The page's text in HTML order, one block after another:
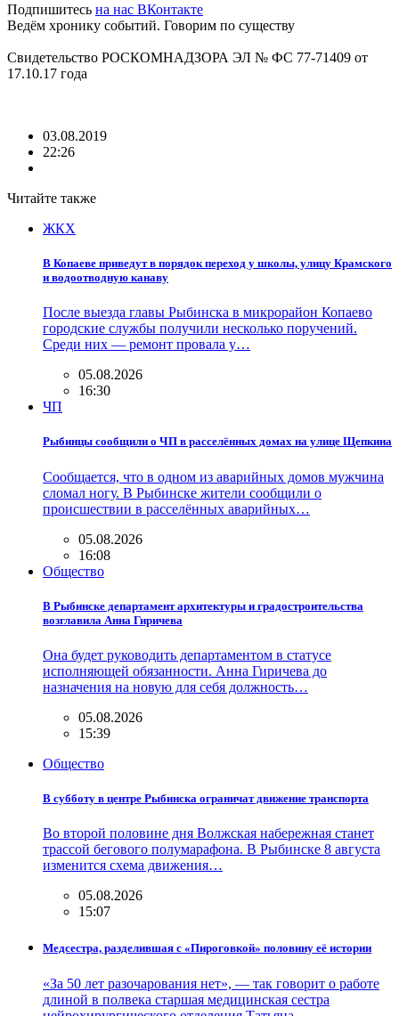
Подпишитесь на нас ВКонтакте
Ведём хронику событий. Говорим по существу
Свидетельство РОСКОМНАДЗОРА ЭЛ № ФС 77-71409 от
17.10.17 года
03.08.2019
22:26
Читайте также
ЖКХ
В Копаеве приведут в порядок переход у школы, улицу Крамского
и водоотводную канаву
После выезда главы Рыбинска в микрорайон Копаево
городские службы получили несколько поручений.
Среди них — ремонт провала у…
05.08.2026
16:30
ЧП
Рыбинцы сообщили о ЧП в расселённых домах на улице Щепкина
Сообщается, что в одном из аварийных домов мужчина
сломал ногу. В Рыбинске жители сообщили о
происшествии в расселённых аварийных…
05.08.2026
16:08
Общество
В Рыбинске департамент архитектуры и градостроительства
возглавила Анна Гиричева
Она будет руководить департаментом в статусе
исполняющей обязанности. Анна Гиричева до
назначения на новую для себя должность…
05.08.2026
15:39
Общество
В субботу в центре Рыбинска ограничат движение транспорта
Во второй половине дня Волжская набережная станет
трассой бегового полумарафона. В Рыбинске 8 августа
изменится схема движения…
05.08.2026
15:07
Медсестра, разделившая с «Пироговкой» половину её истории
«За 50 лет разочарования нет», — так говорит о работе
длиной в полвека старшая медицинская сестра